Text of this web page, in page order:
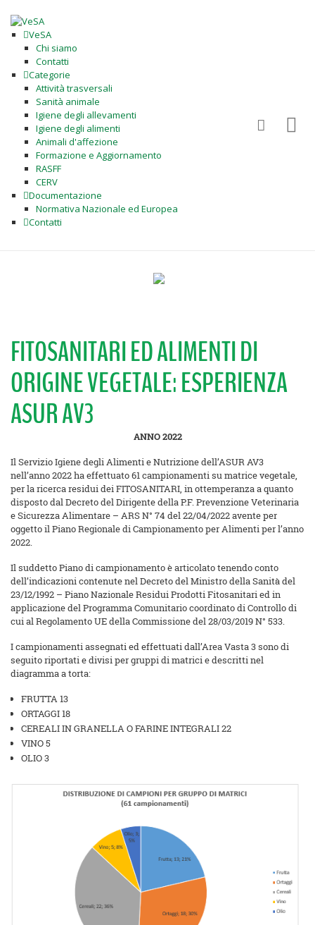
VeSA
Chi siamo
Contatti
Categorie
Attività trasversali
Sanità animale
Igiene degli allevamenti
Igiene degli alimenti
Animali d'affezione
Formazione e Aggiornamento
RASFF
CERV
Documentazione
Normativa Nazionale ed Europea
Contatti
FITOSANITARI ED ALIMENTI DI
ORIGINE VEGETALE: ESPERIENZA
ASUR AV3
ANNO 2022
Il Servizio Igiene degli Alimenti e Nutrizione dell’ASUR AV3
nell’anno 2022 ha effettuato 61 campionamenti su matrice vegetale,
per la ricerca residui dei FITOSANITARI, in ottemperanza a quanto
disposto dal Decreto del Dirigente della P.F. Prevenzione Veterinaria
e Sicurezza Alimentare – ARS N° 74 del 22/04/2022 avente per
oggetto il Piano Regionale di Campionamento per Alimenti per l’anno
2022.
Il suddetto Piano di campionamento è articolato tenendo conto
dell’indicazioni contenute nel Decreto del Ministro della Sanità del
23/12/1992 – Piano Nazionale Residui Prodotti Fitosanitari ed in
applicazione del Programma Comunitario coordinato di Controllo di
cui al Regolamento UE della Commissione del 28/03/2019 N° 533.
I campionamenti assegnati ed effettuati dall’Area Vasta 3 sono di
seguito riportati e divisi per gruppi di matrici e descritti nel
diagramma a torta:
FRUTTA 13
ORTAGGI 18
CEREALI IN GRANELLA O FARINE INTEGRALI 22
VINO 5
OLIO 3